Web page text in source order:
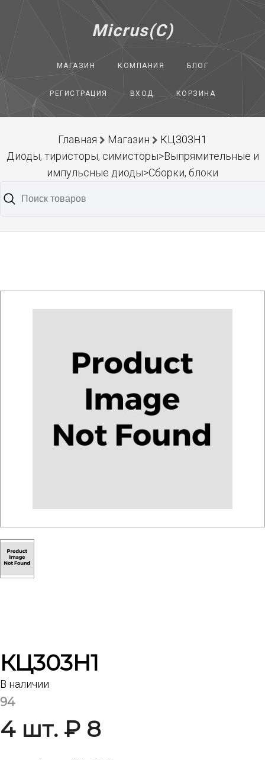
Micrus(C)
МАГАЗИН КОМПАНИЯ БЛОГ
РЕГИСТРАЦИЯ ВХОД КОРЗИНА
Главная Магазин
КЦ303Н1
Диоды, тиристоры, симисторы>Выпрямительные и
импульсные диоды>Сборки, блоки
КЦ303Н1
В наличии
94
4 шт. ₽ 8